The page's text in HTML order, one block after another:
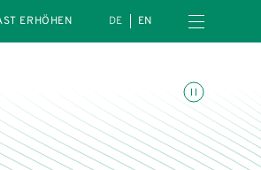
ERHÖHEN DE EN Menü öffnen
Animationen umschalten